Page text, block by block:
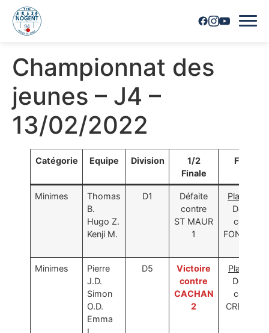
Accueil
Horaires
Inscriptions
Nous contacter
Les joueurs
Les équipes
Championnat des
jeunes – J4 –
13/02/2022
Catégorie Equipe Division
1/2
Finale
Finale
Minimes
Thomas
B.
Hugo Z.
Kenji M.
D1
Défaite
contre
ST MAUR
1
Place 3/4
Défaite
contre
Minimes
Pierre
J.D.
Simon
O.D.
Emma
D5
Victoire
contre
CACHAN
2
Place 1/2
Défaite
contre
CRETEIL 1